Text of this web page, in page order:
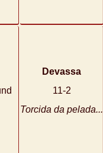
Devassa
11-2
Torcida da pelada...